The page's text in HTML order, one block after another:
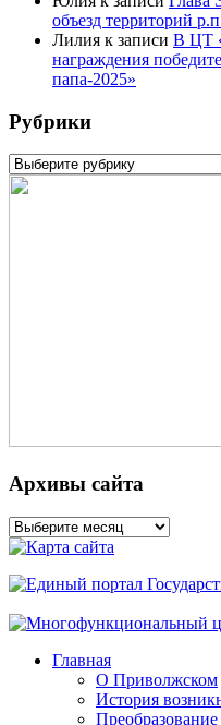
объезд территорий
Лилия к записи В ЦТ
награждения
папа-2025»
Рубрики
Рубрики
Архивы сайта
Архивы
сайта
Главная
О Приволжском
История